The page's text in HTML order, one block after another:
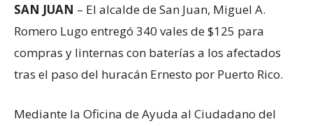
SAN JUAN – El alcalde de San Juan, Miguel A.
Romero Lugo entregó 340 vales de $125 para
compras y linternas con baterías a los afectados
tras el paso del huracán Ernesto por Puerto Rico.
Mediante la Oficina de Ayuda al Ciudadano del